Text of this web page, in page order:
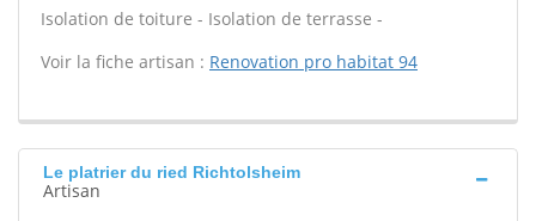
Isolation de toiture - Isolation de terrasse -
Voir la fiche artisan : Renovation pro habitat 94
Le platrier du ried Richtolsheim
Artisan